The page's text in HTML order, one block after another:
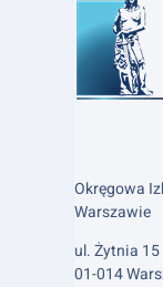
Okręgowa
Warszawie
ul. Żytnia
01-014